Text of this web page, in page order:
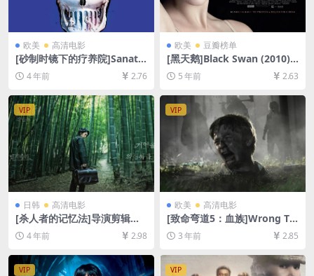
欧美 高清电影
[砂制时镜下的疗养院]Sanato
rium pod Klepsydrą (1973)
[百度网盘+迅雷云盘资源1080
文字幕]
4 年前 2.76
欧美 豆瓣榜单
[黑天鹅]Black Swan (2010)
[百度网盘+迅雷云盘资源1080
P超清未删减][MP4/6.7GB][中
5 年前 2.63
VIP
日韩 高清电影
[杀人者的记忆法]导演剪辑版
살인자의 기억법 (2017)[百度
网盘+迅雷云盘资源1080P超
清未删减][MP4/7.8GB][韩语
中字]
4 年前 2.98
VIP
欧美 高清电影
[致命弯道5：血族]Wrong Tu
rn 5: Bloodlines (2012)[百度
网盘+迅雷云盘资源1080P超
清未删减][MP4/5GB][中英字
幕]
3 年前 2.85
VIP VIP